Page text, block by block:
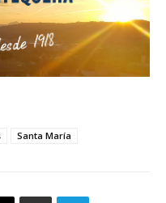
Santa María